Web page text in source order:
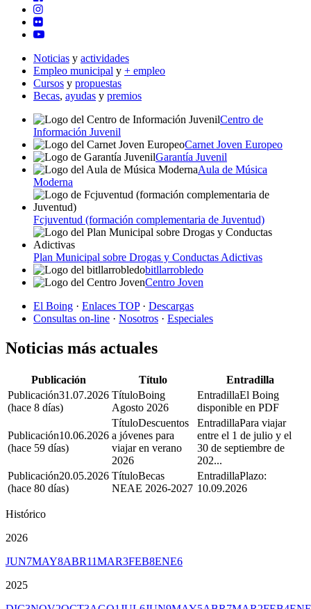
Noticias y actividades
Empleo municipal y + empleo
Cursos y propuestas
Becas, ayudas y premios
Centro de
Información Juvenil
Carnet Joven Europeo
Garantía Juvenil
Aula de Música
Moderna
Fcjuventud (formación complementaria de Juventud)
Plan Municipal sobre Drogas y Conductas Adictivas
bitllarrobledo
Centro Joven
El Boing · Enlaces TOP· Descargas
Consultas on-line · Nosotros · Especiales
Noticias más actuales
Publicación Título
Entradilla
31.07.2026
(hace 8 días)
Boing
Agosto 2026
El Boing
disponible en PDF
10.06.2026
(hace 59 días)
Descuentos
a jóvenes para
viajar en verano
2026
Para viajar
entre el 1 de julio y el
30 de septiembre de
202...
20.05.2026
(hace 80 días)
Becas
NEAE 2026-2027
Plazo:
10.09.2026
Histórico
2026
JUN7MAY8ABR11MAR3FEB8ENE6
2025